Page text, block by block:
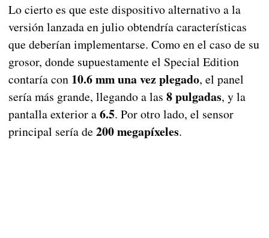
Lo cierto es que este dispositivo alternativo a la
versión lanzada en julio obtendría características
que deberían implementarse. Como en el caso de su
grosor, donde supuestamente el Special Edition
contaría con 10.6 mm una vez plegado, el panel
sería más grande, llegando a las 8 pulgadas, y la
pantalla exterior a6.5. Por otro lado, el sensor
principal sería de 200 megapíxeles.